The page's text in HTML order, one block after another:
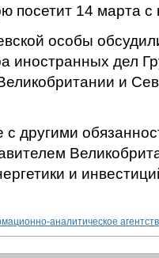
посетит 14 марта с
особы
иностранных дел
и
другими
и
аналитическое